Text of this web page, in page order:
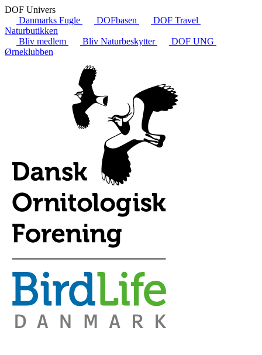
DOF Univers
Danmarks Fugle
DOFbasen
DOF Travel
Naturbutikken
Bliv medlem
Bliv Naturbeskytter
DOF UNG
Ørneklubben